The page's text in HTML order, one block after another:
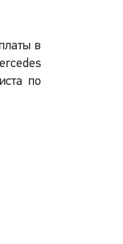
в
по